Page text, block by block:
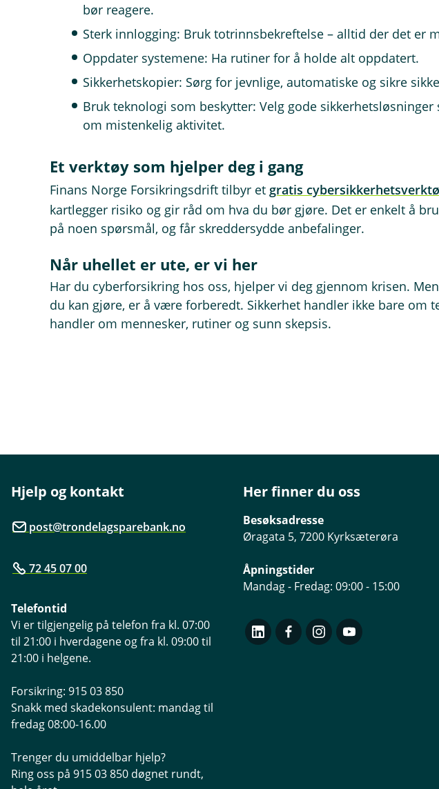
bør reagere.
Sterk innlogging: Bruk totrinnsbekreftelse – alltid der det er
Oppdater systemene: Ha rutiner for å holde alt oppdatert.
Sikkerhetskopier: Sørg for jevnlige, automatiske og sikre
Bruk teknologi som beskytter: Velg gode sikkerhetsløsninger
om mistenkelig aktivitet.
Et verktøy som hjelper deg i gang
Finans Norge Forsikringsdrift tilbyr et gratis
kartlegger risiko og gir råd om hva du bør gjøre. Det er enkelt å
på noen spørsmål, og får skreddersydde anbefalinger.
Når uhellet er ute, er vi her
Har du cyberforsikring hos oss, hjelper vi deg gjennom krisen.
du kan gjøre, er å være forberedt. Sikkerhet handler ikke bare om
handler om mennesker, rutiner og sunn skepsis.
Hjelp og kontakt
post@trondelagsparebank.no
72 45 07 00
Telefontid
Vi er tilgjengelig på telefon fra kl. 07:00
til 21:00 i hverdagene og fra kl. 09:00 til
21:00 i helgene.
Forsikring: 915 03 850
Snakk med skadekonsulent: mandag til
fredag 08:00-16.00
Trenger du umiddelbar hjelp?
Ring oss på 915 03 850 døgnet rundt,
Her finner du oss
Besøksadresse
Øragata 5, 7200 Kyrksæterøra
Åpningstider
Mandag - Fredag: 09:00 - 15:00